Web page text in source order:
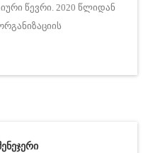
წევრი. 2020 წლიდან